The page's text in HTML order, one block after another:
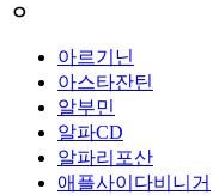
ㅇ
아르기닌
아스타잔틴
알부민
알파CD
알파리포산
애플사이다비니거